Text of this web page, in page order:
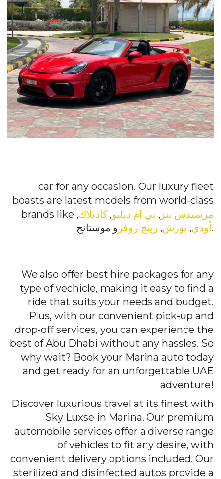
car for any occasion. Our luxury fleet
boasts are latest models from world-class
brands like
مرسيدس بنز , بي ام دبليو, كاديلاك,
أودي, بورش, رينج روفر و موستانج.
We also offer best hire packages for any
type of vechicle, making it easy to find a
ride that suits your needs and budget.
Plus, with our convenient pick-up and
drop-off services, you can experience the
best of Abu Dhabi without any hassles. So
why wait? Book your Marina auto today
and get ready for an unforgettable UAE
adventure!
Discover luxurious travel at its finest with
Sky Luxse in Marina. Our premium
automobile services offer a diverse range
of vehicles to fit any desire, with
convenient delivery options included. Our
sterilized and disinfected autos provide a